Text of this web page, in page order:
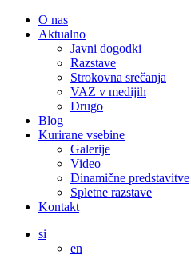
O nas
Aktualno
Javni dogodki
Razstave
Strokovna srečanja
VAZ v medijih
Drugo
Blog
Kurirane vsebine
Galerije
Video
Dinamične predstavitve
Spletne razstave
Kontakt
si
en